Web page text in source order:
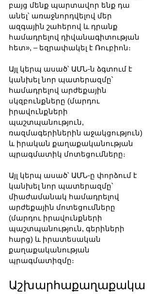
բայց մենք պարտավոր ենք դա
անել՝ առաջնորդվելով մեր
ազգային շահերով և դրանք
համադրելով դիվանագիտության
հետ», – եզրափակել է Ռուբիոն։
Այլ կերպ ասած՝ ԱՄՆ-ն ձգտում է
կանխել նոր պատերազմը՝
համադրելով արժեքային
սկզբունքները (մարդու
իրավունքների
պաշտպանություն,
ռազմագերիներին աջակցություն)
և իրական քաղաքականության
պրագմատիկ մոտեցումները։
Այլ կերպ ասած՝ ԱՄՆ-ը փորձում է
կանխել նոր պատերազմը՝
միաժամանակ համադրելով
արժեքային մոտեցումները
(մարդու իրավունքների
պաշտպանություն, գերիների
հարց) և իրատեսական
քաղաքականության
պրագմատիզմը։
Աշխարհաքաղաքակա